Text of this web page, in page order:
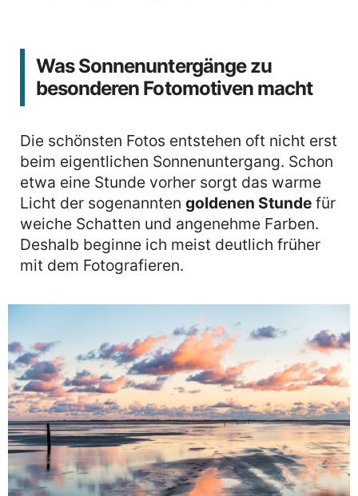
Was Sonnenuntergänge zu
besonderen Fotomotiven macht
Die schönsten Fotos entstehen oft nicht erst
beim eigentlichen Sonnenuntergang. Schon
etwa eine Stunde vorher sorgt das warme
Licht der sogenannten goldenen Stunde für
weiche Schatten und angenehme Farben.
Deshalb beginne ich meist deutlich früher
mit dem Fotografieren.